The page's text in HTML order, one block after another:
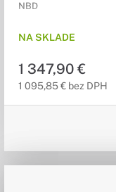
NBD
NA SKLADE
1 347,90 €
1 095,85 € bez DPH